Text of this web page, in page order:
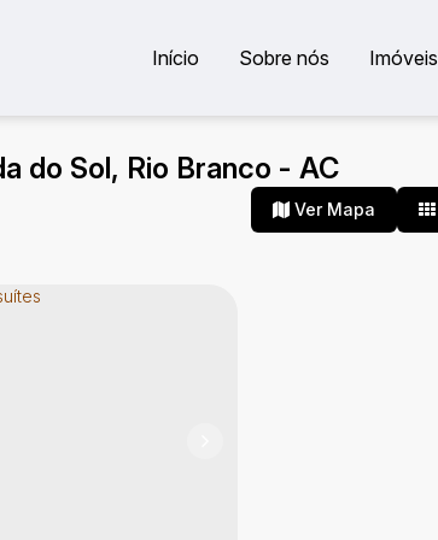
Início Sobre nós Imóveis
do Sol, Rio Branco - AC
Ver Mapa